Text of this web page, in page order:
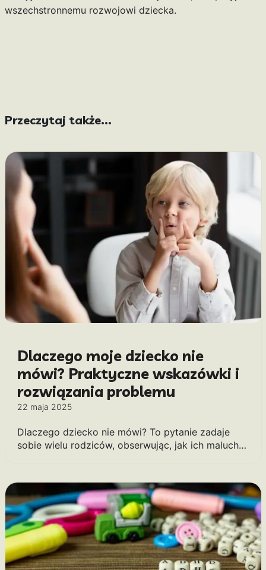
wszechstronnemu rozwojowi dziecka.
Przeczytaj także...
Dlaczego moje dziecko nie
mówi? Praktyczne wskazówki i
rozwiązania problemu
22 maja 2025
Dlaczego dziecko nie mówi? To pytanie zadaje
sobie wielu rodziców, obserwując, jak ich maluch…